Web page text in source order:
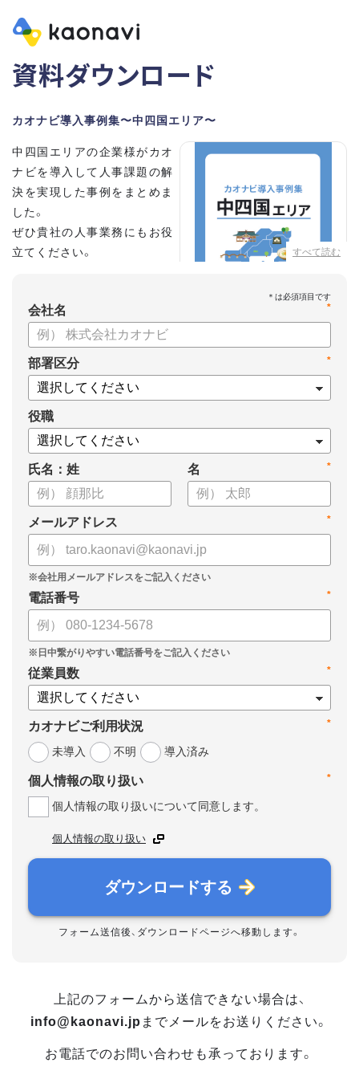
資料ダウンロード
カオナビ導入事例集〜中四国エリア〜
すべて読む
中四国エリアの企業様がカオ
ナビを導入して人事課題の解
決を実現した事例をまとめま
した。
ぜひ貴社の人事業務にもお役
立てください。
*
会社名
*
部署区分
役職
氏名：姓 *
名
*
メールアドレス
*
電話番号
*
従業員数
*
カオナビご利用状況
未導入
不明 導入済み
*
個人情報の取り扱い
個人情報の取り扱いについて同意します。
個人情報の取り扱い
ダウンロードする
フォーム送信後、ダウンロードページへ移動します。
上記のフォームから送信できない場合は、
info@kaonavi.jp までメールをお送りください。
お電話でのお問い合わせも承っております。